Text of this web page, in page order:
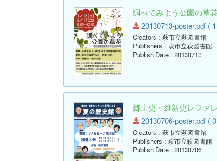
調べてみよう公園の草
20130713-poster.pdf (
Creators : 萩市立萩図書館
Publishers : 萩市立萩図書館
Publish Date : 20130713
郷土史・維新史レファ
20130706-poster.pdf (
Creators : 萩市立萩図書館
Publishers : 萩市立萩図書館
Publish Date : 20130706